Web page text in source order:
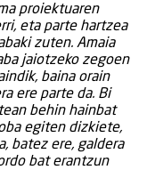
proiektuaren
eta parte hartzea
zuten. Amaia
jaiotzeko zegoen
baina orain
ere parte da. Bi
behin hainbat
egiten dizkiete,
batez ere, galdera
bat erantzun